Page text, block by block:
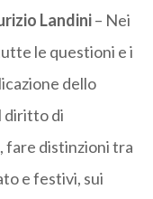
Landini– Nei
le questioni e i
dello
diritto di
fare distinzioni tra
e festivi, sui